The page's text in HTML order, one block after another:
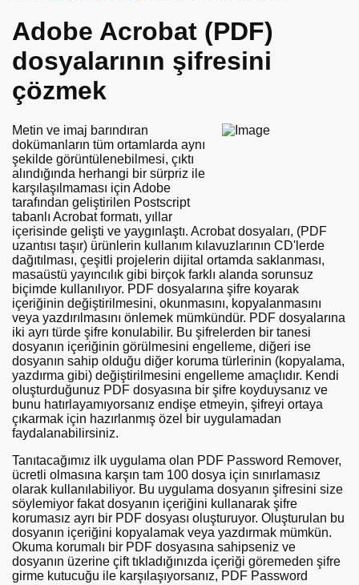
Adobe Acrobat (PDF)
dosyalarının şifresini
çözmek
Metin ve imaj barındıran
dokümanların tüm ortamlarda aynı
şekilde görüntülenebilmesi, çıktı
alındığında herhangi bir sürpriz ile
karşılaşılmaması için Adobe
tarafından geliştirilen Postscript
tabanlı Acrobat formatı, yıllar
içerisinde gelişti ve yaygınlaştı. Acrobat dosyaları, (PDF
uzantısı taşır) ürünlerin kullanım kılavuzlarının CD'lerde
dağıtılması, çeşitli projelerin dijital ortamda saklanması,
masaüstü yayıncılık gibi birçok farklı alanda sorunsuz
biçimde kullanılıyor. PDF dosyalarına şifre koyarak
içeriğinin değiştirilmesini, okunmasını, kopyalanmasını
veya yazdırılmasını önlemek mümkündür. PDF dosyalarına
iki ayrı türde şifre konulabilir. Bu şifrelerden bir tanesi
dosyanın içeriğinin görülmesini engelleme, diğeri ise
dosyanın sahip olduğu diğer koruma türlerinin (kopyalama,
yazdırma gibi) değiştirilmesini engelleme amaçlıdır. Kendi
oluşturduğunuz PDF dosyasına bir şifre koyduysanız ve
bunu hatırlayamıyorsanız endişe etmeyin, şifreyi ortaya
çıkarmak için hazırlanmış özel bir uygulamadan
faydalanabilirsiniz.
Tanıtacağımız ilk uygulama olan PDF Password Remover,
ücretli olmasına karşın tam 100 dosya için sınırlamasız
olarak kullanılabiliyor. Bu uygulama dosyanın şifresini size
söylemiyor fakat dosyanın içeriğini kullanarak şifre
korumasız ayrı bir PDF dosyası oluşturuyor. Oluşturulan bu
dosyanın içeriğini kopyalamak veya yazdırmak mümkün.
Okuma korumalı bir PDF dosyasına sahipseniz ve
dosyanın üzerine çift tıkladığınızda içeriği göremeden şifre
girme kutucuğu ile karşılaşıyorsanız, PDF Password